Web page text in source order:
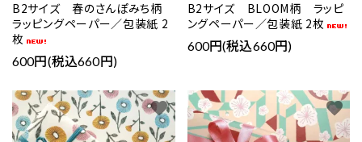
B2サイズ 春のさんぽみち柄
ラッピングペーパー／包装紙 2
枚
600円(税込660円)
B2サイズ BLOOM柄 ラッピ
ングペーパー／包装紙 2枚
600円(税込660円)
favorite favorite